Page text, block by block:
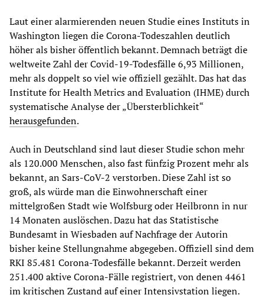
Laut einer alarmierenden neuen Studie eines Instituts in
Washington liegen die Corona-Todeszahlen deutlich
höher als bisher öffentlich bekannt. Demnach beträgt die
weltweite Zahl der Covid-19-Todesfälle 6,93 Millionen,
mehr als doppelt so viel wie offiziell gezählt. Das hat das
Institute for Health Metrics and Evaluation (IHME) durch
systematische Analyse der „Übersterblichkeit“
herausgefunden.
Auch in Deutschland sind laut dieser Studie schon mehr
als 120.000 Menschen, also fast fünfzig Prozent mehr als
bekannt, an Sars-CoV-2 verstorben. Diese Zahl ist so
groß, als würde man die Einwohnerschaft einer
mittelgroßen Stadt wie Wolfsburg oder Heilbronn in nur
14 Monaten auslöschen. Dazu hat das Statistische
Bundesamt in Wiesbaden auf Nachfrage der Autorin
bisher keine Stellungnahme abgegeben. Offiziell sind dem
RKI 85.481 Corona-Todesfälle bekannt. Derzeit werden
251.400 aktive Corona-Fälle registriert, von denen 4461
im kritischen Zustand auf einer Intensivstation liegen.